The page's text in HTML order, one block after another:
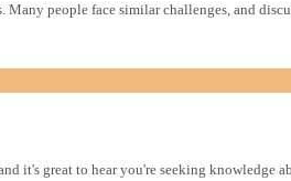
people face similar challenges, and
it's great to hear you're seeking knowledge